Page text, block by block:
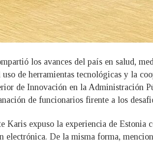
los avances del país en salud,
de herramientas tecnológicas y la
de Innovación en la Administración
de funcionarios firente a los
Karis expuso la experiencia de
electrónica. De la misma forma,